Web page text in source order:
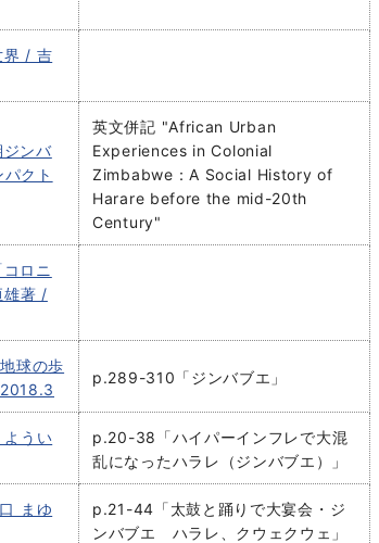
界 / 吉
ジンバ
クト
英文併記 "African Urban
Experiences in Colonial
Zimbabwe：A Social History of
Harare before the mid-20th
Century"
ロニ
雄著 /
球の歩
p.289-310「ジンバブエ」
うい
p.20-38「ハイパーインフレで大混
乱になったハラレ（ジンバブエ）」
まゆ
p.21-44「太鼓と踊りで大宴会・ジ
ンバブエ ハラレ、クウェクウェ」